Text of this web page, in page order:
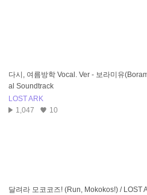
다시, 여름방학 Vocal. Ver - 보라미유
al Soundtrack
LOST ARK
1,047
10
달려라 모코코즈! (Run, Mokokos!) / LOST